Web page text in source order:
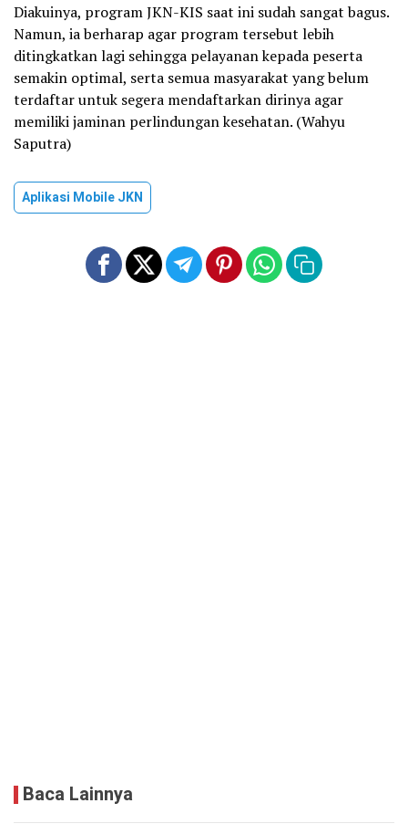
Diakuinya, program JKN-KIS saat ini sudah sangat bagus.
Namun, ia berharap agar program tersebut lebih
ditingkatkan lagi sehingga pelayanan kepada peserta
semakin optimal, serta semua masyarakat yang belum
terdaftar untuk segera mendaftarkan dirinya agar
memiliki jaminan perlindungan kesehatan. (Wahyu
Saputra)
Aplikasi Mobile JKN
Baca Lainnya